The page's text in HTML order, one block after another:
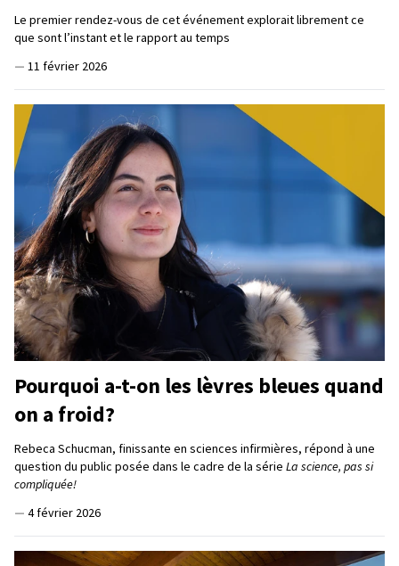
Le premier rendez-vous de cet événement explorait librement ce
que sont l’instant et le rapport au temps
— 11 février 2026
Pourquoi a-t-on les lèvres bleues quand
on a froid?
Rebeca Schucman, finissante en sciences infirmières, répond à une
question du public posée dans le cadre de la série La science, pas si
compliquée!
— 4 février 2026